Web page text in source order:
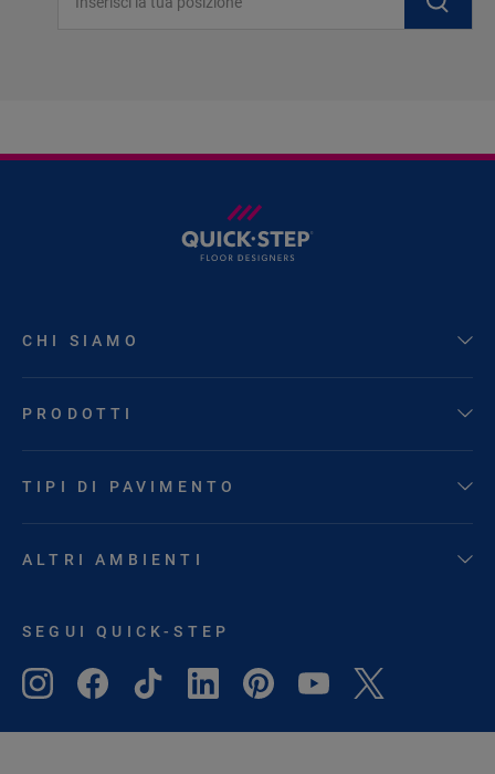
CHI SIAMO
PRODOTTI
TIPI DI PAVIMENTO
ALTRI AMBIENTI
SEGUI QUICK-STEP